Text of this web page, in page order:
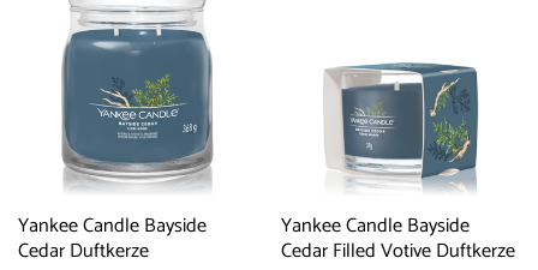
Yankee Candle Bayside
Cedar Duftkerze
Yankee Candle Bayside
Cedar Filled Votive Duftkerze